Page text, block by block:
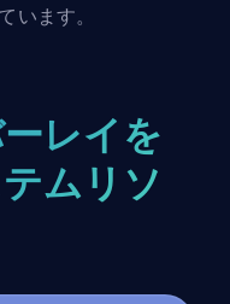
います。
レイを
ムリソ